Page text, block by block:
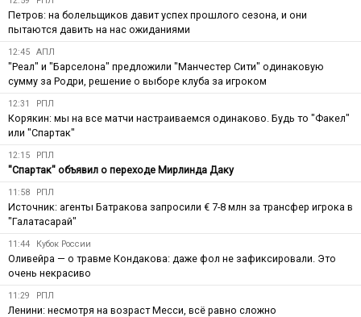
Петров: на болельщиков давит успех прошлого сезона, и они
пытаются давить на нас ожиданиями
12:45 АПЛ
"Реал" и "Барселона" предложили "Манчестер Сити" одинаковую
сумму за Родри, решение о выборе клуба за игроком
12:31 РПЛ
Корякин: мы на все матчи настраиваемся одинаково. Будь то "Факел"
или "Спартак"
12:15 РПЛ
"Спартак" объявил о переходе Мирлинда Даку
11:58 РПЛ
Источник: агенты Батракова запросили € 7-8 млн за трансфер игрока в
"Галатасарай"
11:44 Кубок России
Оливейра — о травме Кондакова: даже фол не зафиксировали. Это
очень некрасиво
11:29 РПЛ
Ленини: несмотря на возраст Месси, всё равно сложно